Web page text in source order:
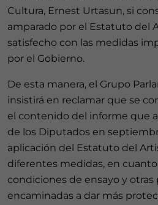
Cultura, Ernest Urtasun, si
amparado por el Estatuto del
satisfecho con las medidas
por el Gobierno.
De esta manera, el Grupo
insistirá en reclamar que se
el contenido del informe que
de los Diputados en
aplicación del Estatuto del
diferentes medidas, en
condiciones de ensayo y otras
encaminadas a dar más